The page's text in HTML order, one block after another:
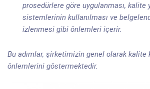
prosedürlere göre uygulanması, kalite
sistemlerinin kullanılması ve
izlenmesi gibi önlemleri içerir.
Bu adımlar, şirketimizin genel olarak kalite
önlemlerini göstermektedir.